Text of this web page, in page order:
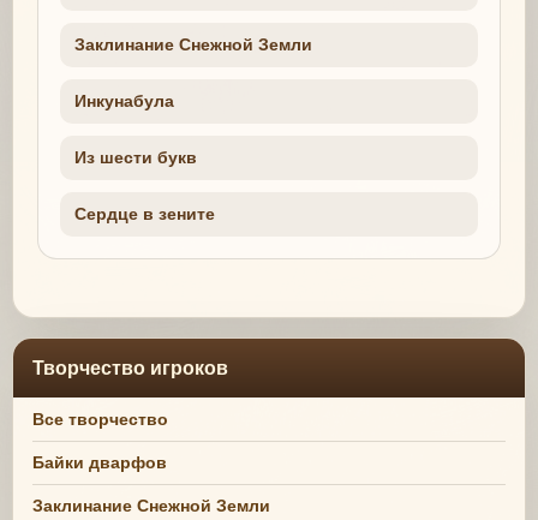
Заклинание Снежной Земли
Инкунабула
Из шести букв
Сердце в зените
Творчество игроков
Все творчество
Байки дварфов
Заклинание Снежной Земли